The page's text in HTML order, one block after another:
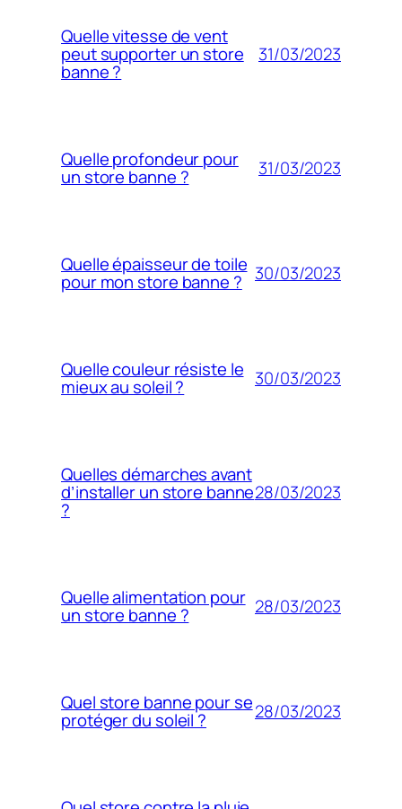
Quelle vitesse de vent
peut supporter un store
banne ?
31/03/2023
Quelle profondeur pour
un store banne ? 31/03/2023
Quelle épaisseur de toile
pour mon store banne ? 30/03/2023
Quelle couleur résiste le
mieux au soleil ? 30/03/2023
Quelles démarches avant
d’installer un store banne
?
28/03/2023
Quelle alimentation pour
un store banne ? 28/03/2023
Quel store banne pour se
protéger du soleil ? 28/03/2023